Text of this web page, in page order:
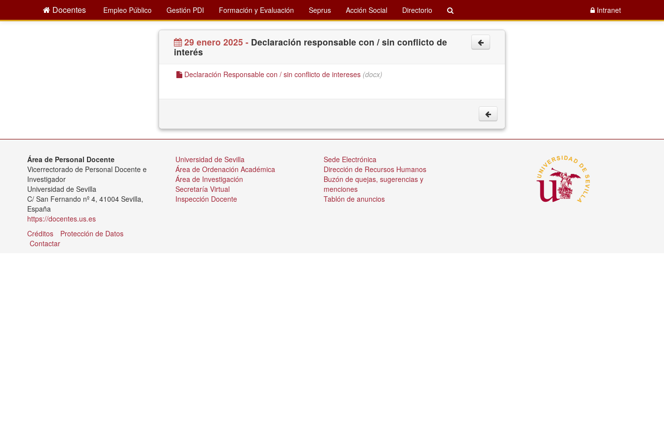
Docentes Intranet
Empleo Público Gestión PDI Formación y Evaluación Seprus Acción Social Directorio
29 enero 2025 - Declaración responsable con / sin conflicto de
interés
Declaración Responsable con / sin conflicto de intereses (docx)
Área de Personal Docente
Vicerrectorado de Personal Docente e
Investigador
Universidad de Sevilla
C/ San Fernando nº 4, 41004 Sevilla,
España
https://docentes.us.es
Créditos
Protección de Datos
Contactar
Universidad de Sevilla
Área de Ordenación Académica
Área de Investigación
Secretaría Virtual
Inspección Docente
Sede Electrónica
Dirección de Recursos Humanos
Buzón de quejas, sugerencias y
menciones
Tablón de anuncios